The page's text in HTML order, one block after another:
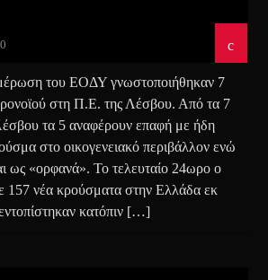
του ΕΟΔΥ γνωστοποιήθηκαν 7
στη Π.Ε. της Λέσβου. Από τα 7
τα 5 αναφέρουν επαφή με ήδη
στο οικογενειακό περιβάλλον ενώ
ως «ορφανά». Το τελευταίο 24ωρο ο
νέα κρούσματα στην Ελλάδα εκ
κατόπιν […]